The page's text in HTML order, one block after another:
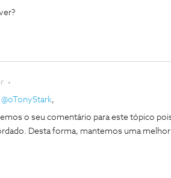
@oTonyStark,
o seu comentário para este tópico
Desta forma, mantemos uma